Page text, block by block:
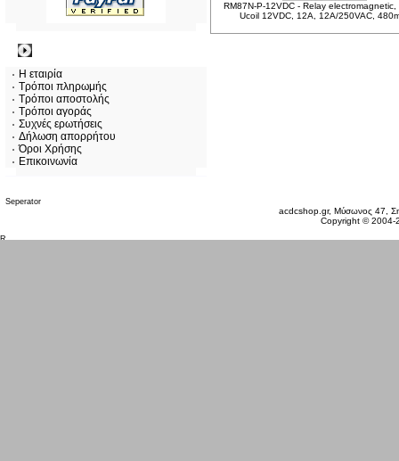
Η εταιρία
Τρόποι πληρωμής
Τρόποι αποστολής
Τρόποι αγοράς
Συχνές ερωτήσεις
Δήλωση απορρήτου
Όροι Χρήσης
Επικοινωνία
RM87N-P-12VDC - Relay electromagnetic,
Ucoil 12VDC, 12A, 12A/250VAC,
acdcshop.gr, Μύσωνος 47,
Copyright ©